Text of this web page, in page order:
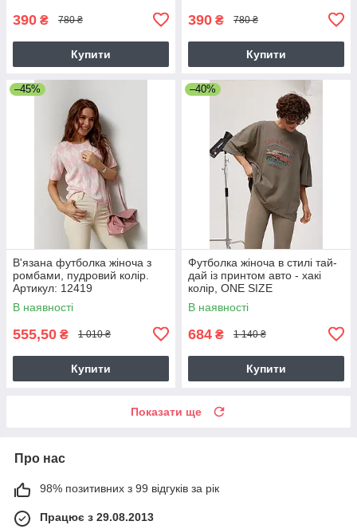
390 ₴ 780 ₴
Купити
390 ₴ 780 ₴
Купити
–45%
В'язана футболка жіноча з
ромбами, пудровий колір.
Артикул: 12419
В наявності
555,50 ₴ 1 010 ₴
Купити
–40%
Футболка жіноча в стилі тай-
дай із принтом авто - хакі
колір, ONE SIZE
В наявності
684 ₴ 1 140 ₴
Купити
Показати ще
Про нас
98% позитивних з 99 відгуків за рік
Працює з 29.08.2013